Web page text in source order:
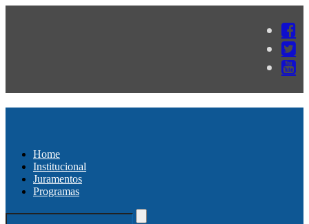
Home
Institucional
Juramentos
Programas